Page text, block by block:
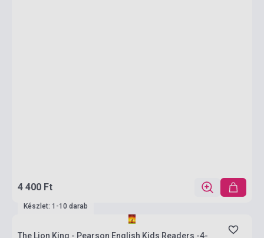
4 400 Ft
Készlet: 1-10 darab
The Lion King - Pearson English Kids Readers -4-